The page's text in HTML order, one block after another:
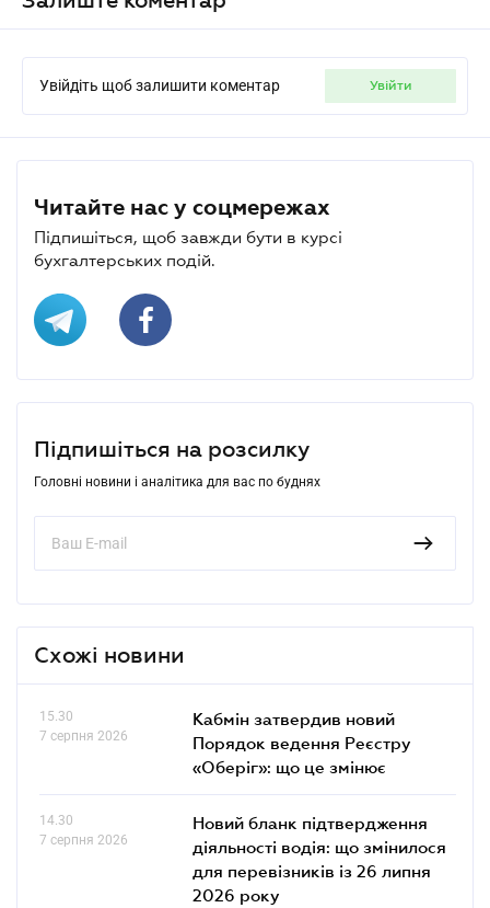
Увійдіть щоб залишити коментар увійти
Читайте нас у соцмережах
Підпишіться, щоб завжди бути в курсі
бухгалтерських подій.
Підпишіться на розсилку
Головні новини і аналітика для вас по буднях
Схожі новини
15.30
7 серпня 2026
Кабмін затвердив новий
Порядок ведення Реєстру
«Оберіг»: що це змінює
14.30
7 серпня 2026
Новий бланк підтвердження
діяльності водія: що змінилося
для перевізників із 26 липня
2026 року